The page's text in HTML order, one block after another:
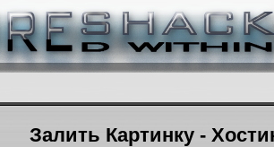
Залить Картинку -